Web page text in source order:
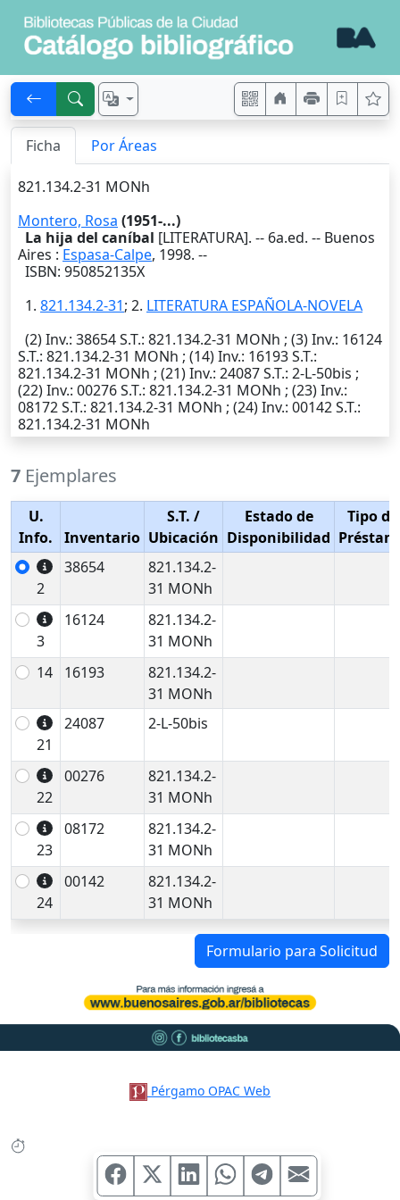
Ficha Por Áreas
821.134.2-31 MONh
Montero, Rosa (1951-...)
La hija del caníbal [LITERATURA]. -- 6a.ed. -- Buenos
Aires : Espasa-Calpe, 1998. --
ISBN: 950852135X
1. 821.134.2-31; 2. LITERATURA ESPAÑOLA-NOVELA
(2)Inv.: 38654S.T.: 821.134.2-31 MONh ; (3)Inv.: 16124
S.T.: 821.134.2-31 MONh ; (14)Inv.: 16193S.T.:
821.134.2-31 MONh ; (21)Inv.: 24087S.T.: 2-L-50bis ;
(22)Inv.: 00276S.T.: 821.134.2-31 MONh ; (23)Inv.:
08172S.T.: 821.134.2-31 MONh ; (24)Inv.: 00142S.T.:
821.134.2-31 MONh
7 Ejemplares
U.
Info.
Inventario
S.T. /
Ubicación
Estado de
Disponibilidad
Tipo de
2
38654
821.134.2-
31 MONh
3
16124
821.134.2-
31 MONh
14
16193
821.134.2-
31 MONh
21
24087 2-L-50bis
22
00276
821.134.2-
31 MONh
23
08172
821.134.2-
31 MONh
24
00142
821.134.2-
31 MONh
Formulario para Solicitud
Pérgamo OPAC Web